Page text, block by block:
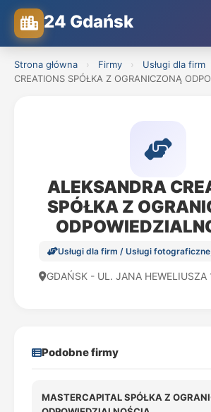
24 Gdańsk
Strona główna › Firmy › Usługi dla firm
CREATIONS SPÓŁKA Z OGRANICZONĄ
ALEKSANDRA
SPÓŁKA Z
Usługi dla firm / Usługi
GDAŃSK - UL. JANA HEWELIUSZA
Podobne firmy
MASTERCAPITAL SPÓŁKA Z